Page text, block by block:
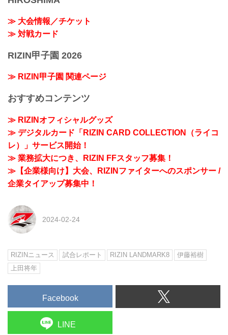
≫ 大会情報／チケット
≫ 対戦カード
RIZIN甲子園 2026
≫ RIZIN甲子園 関連ページ
おすすめコンテンツ
≫ RIZINオフィシャルグッズ
≫ デジタルカード「RIZIN CARD COLLECTION（ライコ
レ）」サービス開始！
≫ 業務拡大につき、RIZIN FFスタッフ募集！
≫【企業様向け】大会、RIZINファイターへのスポンサー /
企業タイアップ募集中！
2024-02-24
RIZINニュース 試合レポート RIZIN LANDMARK8
伊藤裕樹
上田将年
Facebook
LINE